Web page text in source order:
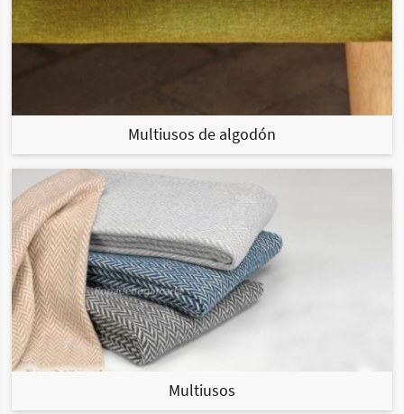
Multiusos de algodón
Multiusos